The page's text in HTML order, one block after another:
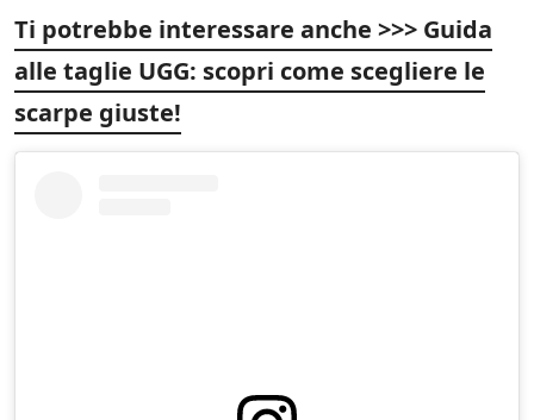
Ti potrebbe interessare anche >>> Guida
alle taglie UGG: scopri come scegliere le
scarpe giuste!